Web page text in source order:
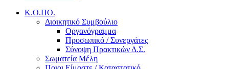
Κ.Ο.ΠΟ.
Διοικητικό Συμβούλιο
Οργανόγραμμα
Προσωπικό / Συνεργάτες
Σύνοψη Πρακτικών Δ.Σ.
Σωματεία Μέλη